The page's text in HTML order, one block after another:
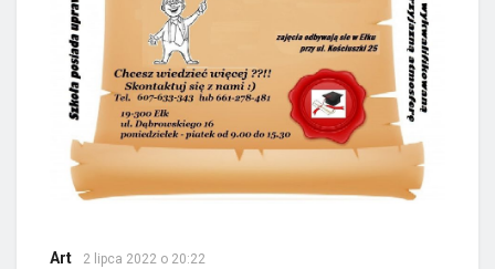
Art 2 lipca 2022 o 20:22